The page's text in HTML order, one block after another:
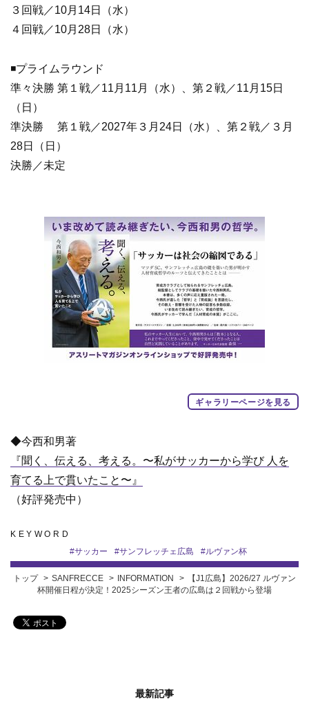
３回戦／10月14日（水）
４回戦／10月28日（水）
◾️プライムラウンド
準々決勝 第１戦／11月11月（水）、第２戦／11月15日
（日）
準決勝 第１戦／2027年３月24日（水）、第２戦／３月
28日（日）
決勝／未定
ギャラリーページを見る
◆今西和男著
『聞く、伝える、考える。〜私がサッカーから学び 人を
育てる上で貫いたこと〜』
（好評発売中）
KEYWORD
#サッカー #サンフレッチェ広島 #ルヴァン杯
トップ SANFRECCE INFORMATION
【J1広島】2026/27 ルヴァン
杯開催日程が決定！2025シーズン王者の広島は２回戦から登場
最新記事